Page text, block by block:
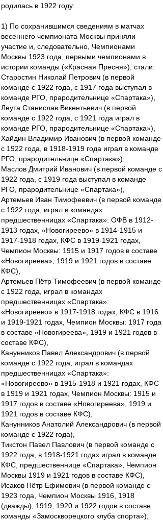
родилась в 1922 году:
1) По сохранившимся сведениям в матчах
весеннего чемпионата Москвы приняли
участие и, следовательно, Чемпионами
Москвы 1923 года, первыми чемпионами в
истории команды («Красная Пресня»), стали:
Старостин Николай Петрович (в первой
команде с 1922 года, с 1917 года выступал в
команде РГО, прародительнице «Спартака»),
Леута Станислав Викентьевич (в первой
команде с 1922 года, с 1921 года играл в
команде РГО, прародительнице «Спартака»),
Хайдин Владимир Иванович (в первой команде
с 1922 года, в 1918-1919 года играл в команде
РГО, прародительнице «Спартака»),
Маслов Дмитрий Иванович (в первой команде с
1922 года, с 1919 года выступал в команде
РГО, прародительнице «Спартака»),
Артемьев Иван Тимофеевич (в первой команде
с 1922 года, играл в командах
предшественницах «Спартака»: ОФВ в 1912-
1913 годах, «Новогиреево» в 1914-1915 и
1917-1918 годах, КФС в 1919-1921 годах,
Чемпион Москвы: 1915 и 1917 годов в составе
«Новогиреева», 1919 и 1921 годов в составе
КФС),
Артемьев Пётр Тимофеевич (в первой команде
с 1922 года, играл в командах
предшественницах «Спартака»:
«Новогиреево» в 1917-1918 годах, КФС в 1916
и 1919-1921 годах, Чемпион Москвы: 1917 года
в составе «Новогиреева», 1919 и 1921 годов в
составе КФС),
Канунников Павел Александрович (в первой
команде с 1922 года, играл в командах
предшественницах «Спартака»:
«Новогиреево» в 1915-1918 и 1921 годах, КФС
в 1919 и 1921 годах, Чемпион Москвы: 1915 и
1917 годов в составе «Новогиреева», 1919 и
1921 годов в составе КФС),
Канунников Анатолий Александрович (в первой
команде с 1922 года),
Тикстон Павел Павлович (в первой команде с
1922 года, в 1918-1921 годах играл в команде
КФС, предшественнице «Спартака», Чемпион
Москвы 1919 и 1921 годов в составе КФС),
Исаков Пётр Ефимович (в первой команде с
1923 года, Чемпион Москвы 1916, 1918
(дважды), 1919, 1920 и 1922 годов в составе
команды «Замоскворецкого клуба спорта»),